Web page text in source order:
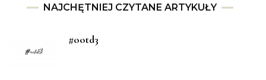
NAJCHĘTNIEJ CZYTANE ARTYKUŁY
#ootd3